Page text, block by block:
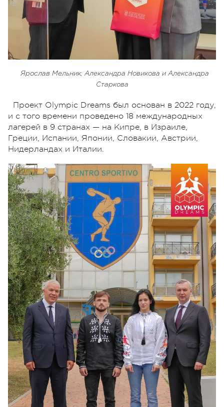
Ярослав Мельник, Александра Новикова и Александра
Старкова
Проект Olympic Dreams был основан в 2022 году,
и с того времени проведено 18 международных
лагерей в 9 странах — на Кипре, в Израиле,
Греции, Испании, Японии, Словакии, Австрии,
Нидерландах и Италии.